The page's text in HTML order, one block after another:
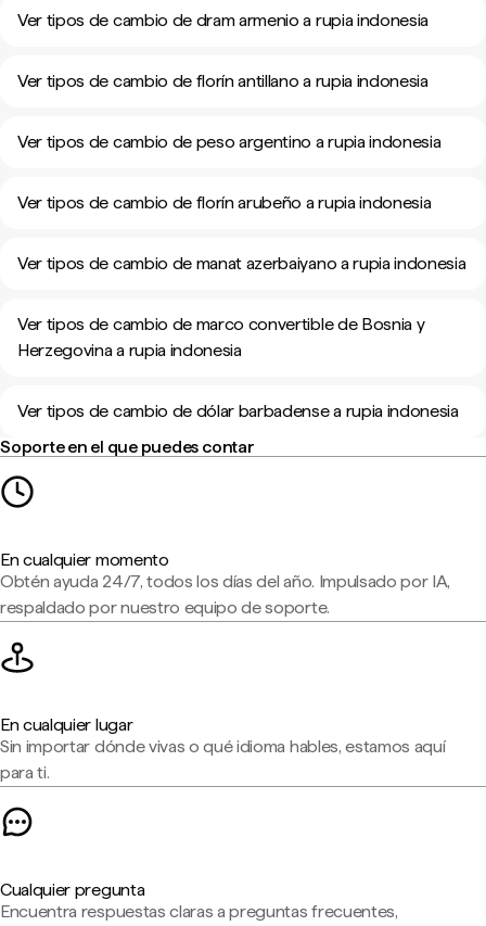
Ver tipos de cambio de dram armenio a rupia indonesia
Ver tipos de cambio de florín antillano a rupia indonesia
Ver tipos de cambio de peso argentino a rupia indonesia
Ver tipos de cambio de florín arubeño a rupia indonesia
Ver tipos de cambio de manat azerbaiyano a rupia indonesia
Ver tipos de cambio de marco convertible de Bosnia y
Herzegovina a rupia indonesia
Ver tipos de cambio de dólar barbadense a rupia indonesia
Soporte en el que puedes contar
En cualquier momento
Obtén ayuda 24/7, todos los días del año. Impulsado por IA,
respaldado por nuestro equipo de soporte.
En cualquier lugar
Sin importar dónde vivas o qué idioma hables, estamos aquí
para ti.
Cualquier pregunta
Encuentra respuestas claras a preguntas frecuentes,